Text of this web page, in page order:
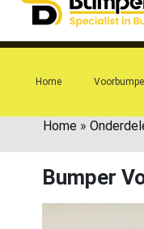
Home
Home »
Bumper